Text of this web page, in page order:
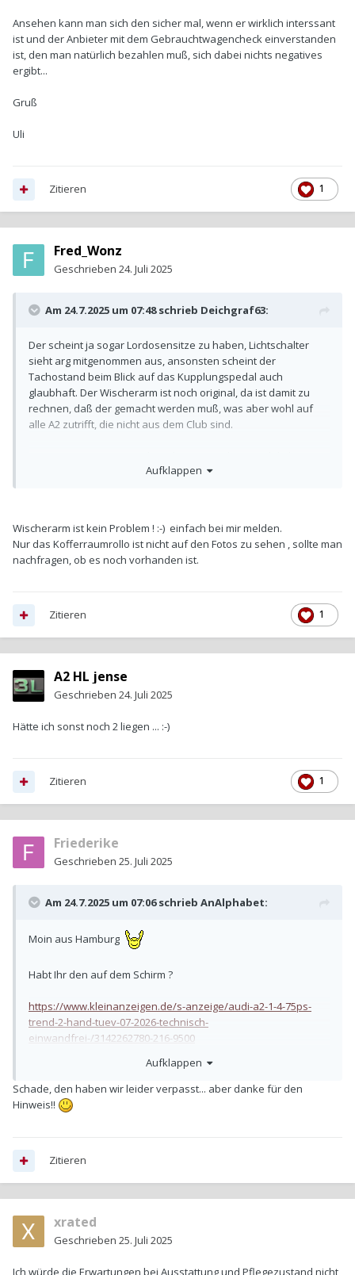
Ansehen kann man sich den sicher mal, wenn er wirklich interssant
ist und der Anbieter mit dem Gebrauchtwagencheck einverstanden
ist, den man natürlich bezahlen muß, sich dabei nichts negatives
ergibt...
Gruß
Uli
1
Zitieren
Fred_Wonz
Geschrieben 24. Juli 2025
Am 24.7.2025 um 07:48 schrieb Deichgraf63:
Der scheint ja sogar Lordosensitze zu haben, Lichtschalter
sieht arg mitgenommen aus, ansonsten scheint der
Tachostand beim Blick auf das Kupplungspedal auch
glaubhaft. Der Wischerarm ist noch original, da ist damit zu
rechnen, daß der gemacht werden muß, was aber wohl auf
alle A2 zutrifft, die nicht aus dem Club sind.
man immer mit dem Anbieter vereinbaren, beim TÜV oder
Gummifußmatten.
Ansehen kann man sich den sicher mal, wenn er wirklich
dabei nichts negatives ergibt...
Uli
Aufklappen
Wischerarm ist kein Problem ! :-) einfach bei mir melden.
Nur das Kofferraumrollo ist nicht auf den Fotos zu sehen , sollte man
nachfragen, ob es noch vorhanden ist.
1
Zitieren
A2 HL jense
Geschrieben 24. Juli 2025
Hätte ich sonst noch 2 liegen ... :-)
1
Zitieren
Friederike
Geschrieben 25. Juli 2025
Am 24.7.2025 um 07:06 schrieb AnAlphabet:
Moin aus Hamburg
Habt Ihr den auf dem Schirm ?
https://www.kleinanzeigen.de/s-anzeige/audi-a2-1-4-75ps-
trend-2-hand-tuev-07-2026-technisch-
einwandfrei-/3142262780-216-9500
Aufklappen
Schade, den haben wir leider verpasst... aber danke für den
Hinweis!!
Zitieren
xrated
Geschrieben 25. Juli 2025
Ich würde die Erwartungen bei Ausstattung und Pflegezustand nicht